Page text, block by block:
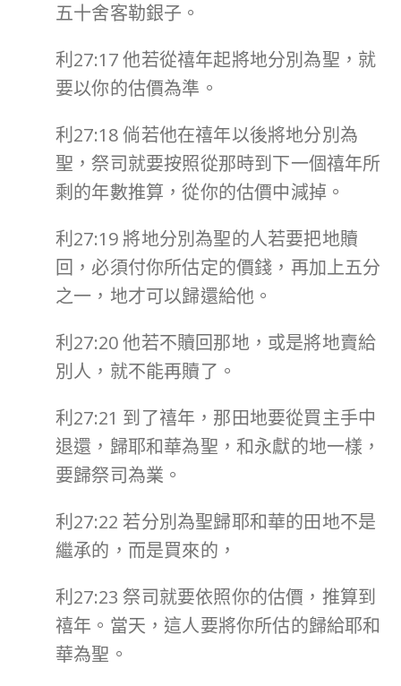
五十舍客勒銀子。
利27:17 他若從禧年起將地分別為聖，就
要以你的估價為準。
利27:18 倘若他在禧年以後將地分別為
聖，祭司就要按照從那時到下一個禧年所
剩的年數推算，從你的估價中減掉。
利27:19 將地分別為聖的人若要把地贖
回，必須付你所估定的價錢，再加上五分
之一，地才可以歸還給他。
利27:20 他若不贖回那地，或是將地賣給
別人，就不能再贖了。
利27:21 到了禧年，那田地要從買主手中
退還，歸耶和華為聖，和永獻的地一樣，
要歸祭司為業。
利27:22 若分別為聖歸耶和華的田地不是
繼承的，而是買來的，
利27:23 祭司就要依照你的估價，推算到
禧年。當天，這人要將你所估的歸給耶和
華為聖。